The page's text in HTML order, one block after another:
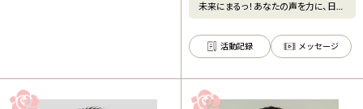
未来にまるっ！あなたの声を力に、日本
の未来を守る。まるたこう
活動記録 メッセージ